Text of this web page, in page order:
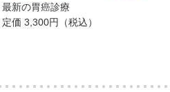
最新の胃癌診療
定価 3,300円（税込）